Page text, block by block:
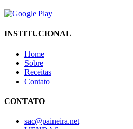
INSTITUCIONAL
Home
Sobre
Receitas
Contato
CONTATO
sac@paineira.net